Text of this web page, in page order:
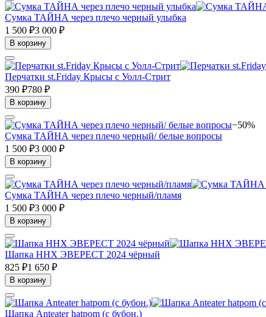
Сумка ТАЙНА через плечо черный улыбка
1 500 ₽3 000 ₽
В корзину
Перчатки st.Friday Крысы с Уолл-Стрит
390 ₽780 ₽
В корзину
−50%
Сумка ТАЙНА через плечо черный/ белые вопросы
1 500 ₽3 000 ₽
В корзину
Сумка ТАЙНА через плечо черный/пламя
1 500 ₽3 000 ₽
В корзину
Шапка ННХ ЭВЕРЕСТ 2024 чёрный
825 ₽1 650 ₽
В корзину
Шапка Anteater hatpom (с бубон.)